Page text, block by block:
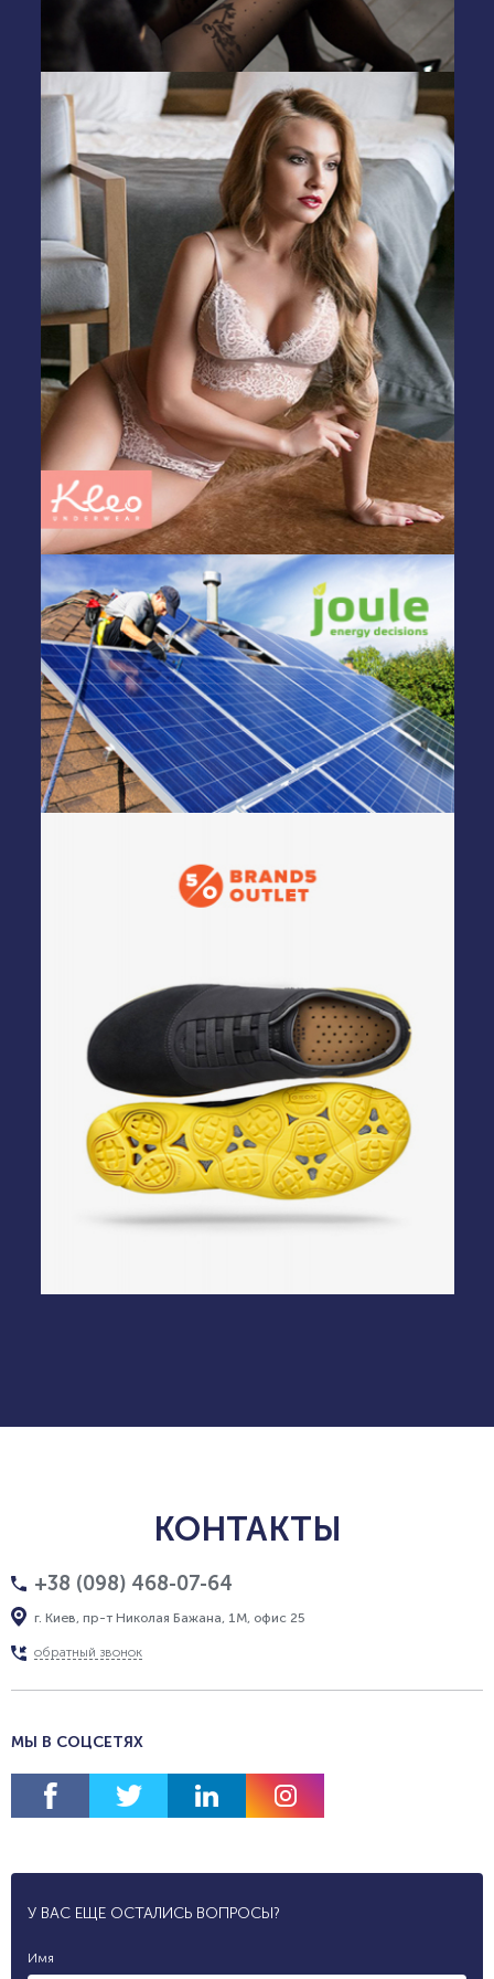
КОНТАКТЫ
+38 (098) 468-07-64
г. Киев, пр-т Николая Бажана, 1М, офис 25
обратный звонок
МЫ В СОЦСЕТЯХ
У ВАС ЕЩЕ ОСТАЛИСЬ ВОПРОСЫ?
Имя